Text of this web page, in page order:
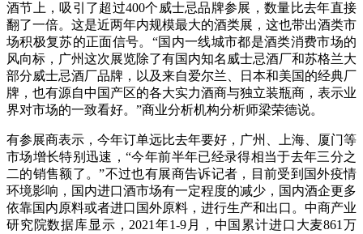
酒节上，吸引了超过400个威士忌品牌参展，数量比去年直接
翻了一倍。这是近两年内规模最大的酒类展，这也带出酒类市
场积极复苏的正面信号。“国内一线城市都是酒类消费市场的
风向标，广州这次展览除了有国内知名威士忌酒厂和苏格兰大
部分威士忌酒厂品牌，以及来自爱尔兰、日本和美国的经典厂
牌，也有源自中国产区的各大实力酒商与独立装瓶商，表示业
界对市场的一致看好。”商业分析机构分析师梁荣德说。
有参展商表示，今年订单远比去年要好，广州、上海、厦门等
市场增长特别迅速，“今年前半年已经录得相当于去年三分之
二的销售额了。”不过也有展商告诉记者，目前受到国外疫情
环境影响，国内进口酒市场有一定程度的减少，国内酒企更多
依靠国内原料或者进口国外原料，进行生产和出口。中商产业
研究院数据库显示，2021年1-9月，中国累计进口大麦861万